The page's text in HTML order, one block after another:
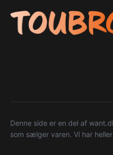
Denne side er en del af
som sælger varen. Vi har